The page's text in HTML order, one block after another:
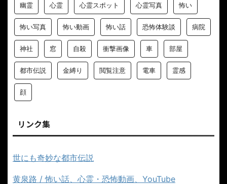
幽霊 心霊 心霊スポット 心霊写真 怖い
怖い写真 怖い動画 怖い話 恐怖体験談 病院
神社 窓 自殺 衝撃画像 車 部屋
都市伝説 金縛り 閲覧注意 電車 霊感
顔
リンク集
世にも奇妙な都市伝説
黄泉路 / 怖い話、心霊・恐怖動画、YouTube